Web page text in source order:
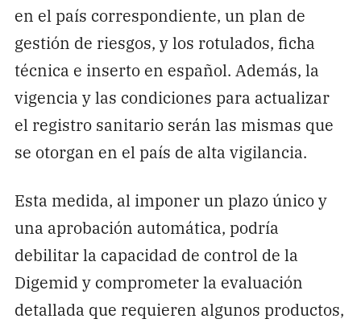
en el país correspondiente, un plan de
gestión de riesgos, y los rotulados, ficha
técnica e inserto en español. Además, la
vigencia y las condiciones para actualizar
el registro sanitario serán las mismas que
se otorgan en el país de alta vigilancia.
Esta medida, al imponer un plazo único y
una aprobación automática, podría
debilitar la capacidad de control de la
Digemid y comprometer la evaluación
detallada que requieren algunos productos,